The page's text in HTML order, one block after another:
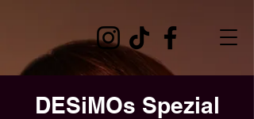
DESiMOs Spezial